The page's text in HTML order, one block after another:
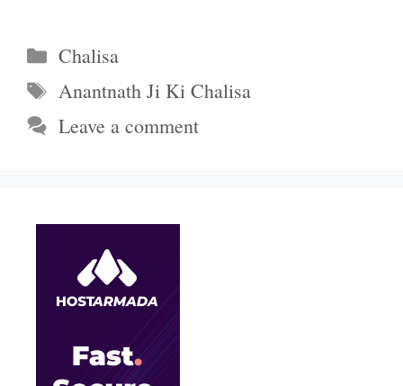
Categories
Chalisa
Tags
Anantnath Ji Ki Chalisa
Leave a comment